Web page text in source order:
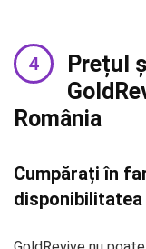
Prețul
România
Cumpărați în
disponibilitatea